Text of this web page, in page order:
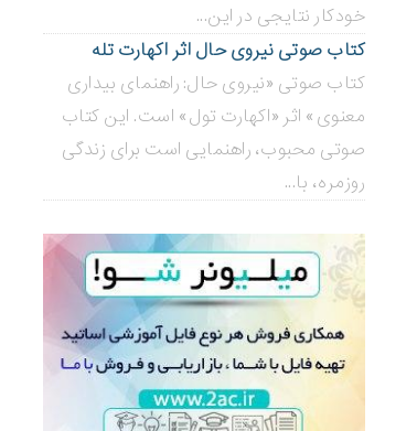
خودکار نتایجی در این...
کتاب صوتی نیروی حال اثر اکهارت تله
کتاب صوتی «نیروی حال: راهنمای بیداری
معنوی» اثر «اکهارت تول» است. این کتاب
صوتی محبوب، راهنمایی است برای زندگی
روزمره، با...